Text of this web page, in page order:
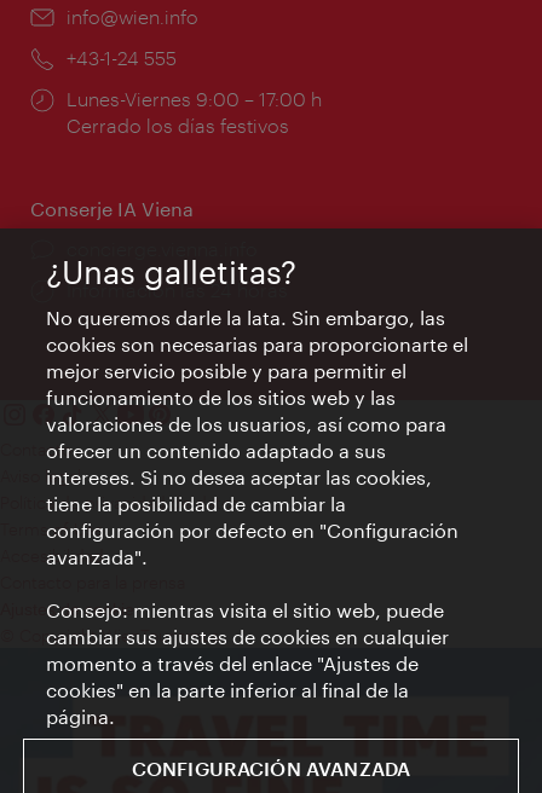
e-
info@wien.info
Teléfono:
+43-1-24 555
Horarios
de
Lunes-Viernes 9:00 – 17:00 h
Cerrado los días festivos
Conserje IA Viena
Información las 24 horas
Contacto
Aviso legal
Política de privacidad de datos
Terms of Use
Accesibilidad
Ajustes de cookie
© Copyright WienTourismus
¿Unas galletitas?
No queremos darle la lata. Sin embargo, las
cookies son necesarias para proporcionarte el
mejor servicio posible y para permitir el
funcionamiento de los sitios web y las
valoraciones de los usuarios, así como para
ofrecer un contenido adaptado a sus
intereses. Si no desea aceptar las cookies,
tiene la posibilidad de cambiar la
configuración por defecto en "Configuración
avanzada".
Consejo: mientras visita el sitio web, puede
cambiar sus ajustes de cookies en cualquier
momento a través del enlace "Ajustes de
cookies" en la parte inferior al final de la
página.
CONFIGURACIÓN AVANZADA